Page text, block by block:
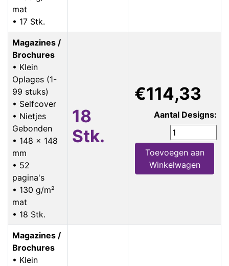
mat
• 17 Stk.
Magazines /
Brochures
• Klein
Oplages (1-
99 stuks)
• Selfcover
• Nietjes
Gebonden
• 148 x 148
mm
• 52
pagina's
• 130 g/m²
mat
• 18 Stk.
18
Stk.
€114,33
Aantal Designs:
Toevoegen aan
Winkelwagen
Magazines /
Brochures
• Klein